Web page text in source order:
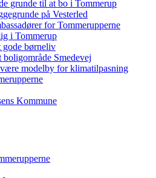
grunde til at bo i Tommerup
på Vesterled
for Tommerupperne
i Tommerup
gode børneliv
boligområde Smedevej
modelby for klimatilpasning
Kommune